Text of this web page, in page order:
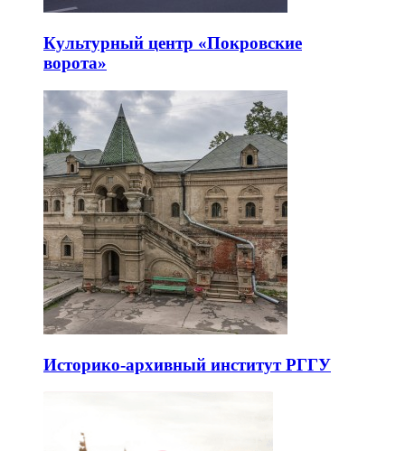
Культурный центр «Покровские
ворота»
Историко-архивный институт РГГУ